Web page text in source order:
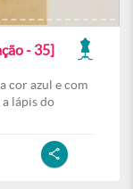
- 35]
cor azul e com
lápis do